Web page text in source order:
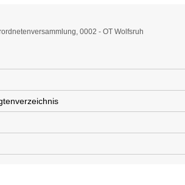
0002 - OT Wolfsruh